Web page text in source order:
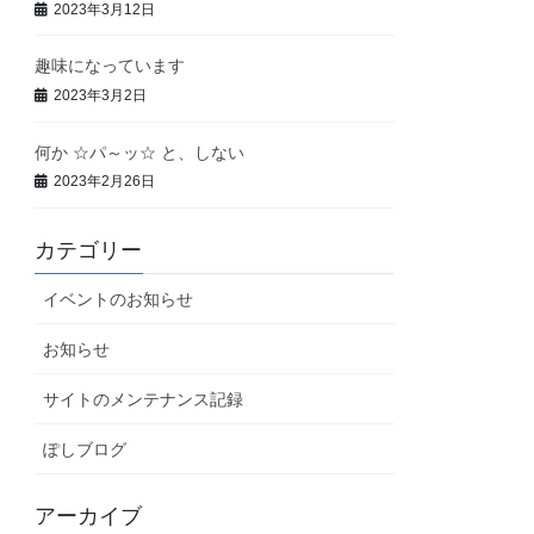
2023年3月12日
趣味になっています
2023年3月2日
何か ☆パ～ッ☆ と、しない
2023年2月26日
カテゴリー
イベントのお知らせ
お知らせ
サイトのメンテナンス記録
ぽしブログ
アーカイブ